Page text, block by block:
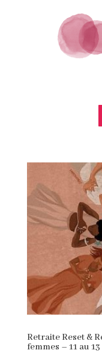
Retraite Reset &
femmes – 11 au